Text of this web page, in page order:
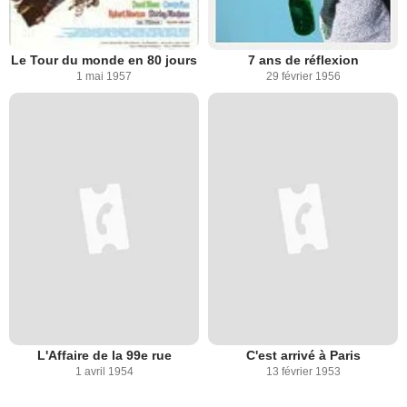
Le Tour du monde en 80 jours
1 mai 1957
7 ans de réflexion
29 février 1956
L'Affaire de la 99e rue
1 avril 1954
C'est arrivé à Paris
13 février 1953